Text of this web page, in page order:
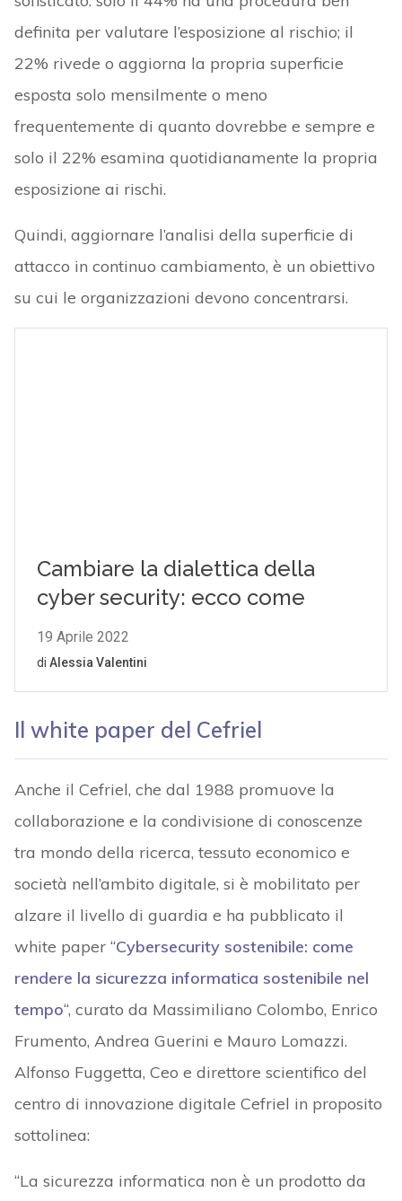
definita per valutare l’esposizione al rischio; il
22% rivede o aggiorna la propria superficie
esposta solo mensilmente o meno
frequentemente di quanto dovrebbe e sempre e
solo il 22% esamina quotidianamente la propria
esposizione ai rischi.
Quindi, aggiornare l’analisi della superficie di
attacco in continuo cambiamento, è un obiettivo
su cui le organizzazioni devono concentrarsi.
Il white paper del Cefriel
Anche il Cefriel, che dal 1988 promuove la
collaborazione e la condivisione di conoscenze
tra mondo della ricerca, tessuto economico e
società nell’ambito digitale, si è mobilitato per
alzare il livello di guardia e ha pubblicato il
white paper “Cybersecurity sostenibile: come
rendere la sicurezza informatica sostenibile nel
tempo“, curato da Massimiliano Colombo, Enrico
Frumento, Andrea Guerini e Mauro Lomazzi.
Alfonso Fuggetta, Ceo e direttore scientifico del
centro di innovazione digitale Cefriel in proposito
sottolinea:
“La sicurezza informatica non è un prodotto da